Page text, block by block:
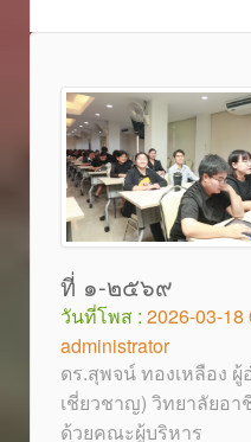
ที่ ๑-๒๕๖๙
วันที่โพส : 2026-03-18
administrator
ดร.สุพจน์ ทองเหลือง
เชี่ยวชาญ) วิทยาลัยอา
ด้วยคณะผู้บริหาร